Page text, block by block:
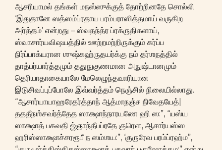
ஆசரியாமல் தங்கள் மநஸ்ஸுக்குத் தோற்றினதே சொல்லி
‘இதுதானே ஸத்ஸம்ப்ரதாய பரம்பராஸித்தமாய் வருகிற
அர்த்தம்’ என்றது – ஸ்வதந்த்ர ப்ரக்ருதிகளாய்,
ஸ்வாசார்யவிஷயத்தில் ஊற்றமற்றிருக்கும் கர்ப்ப
நிர்ப்பாக்யரான ஶுஷ்கஹ்ருதயர்க்கு நம் தர்ஶநத்தில்
தாத்பர்யார்த்தமும் ததுநுகுணமான அநுஷ்டானமும்
தெரியாதாகையாலே மேலெழுந்தவாரியான
இடுசிவப்புப்போலே இவ்வர்த்தம் நெஞ்சில் நிலையில்லாது.
“ஆசார்யாயாஹரேதர்த்தாந் ஆத்மாநஞ்ச நிவேதயேத்|
தததீநஶ்சவர்த்தேத ஸாக்ஷாந்நாரயணே ஹி ஸ:”, “யஸ்ய
ஸாக்ஷாத் பகவதி ஜ்ஞாந்தீபப்ரதே குரௌ, ஆசார்யஸ்ஸ
ஹரிஸ்ஸாக்ஷாச்சரரூபீ ந ஸம்ஶய:”, ‘குருரேவ பரம்ப்ரஹ்ம”,